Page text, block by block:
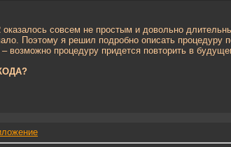
совсем не простым и довольно
Поэтому я решил подробно описать процедуру
возможно процедуру придется повторить в